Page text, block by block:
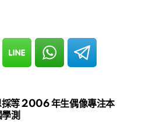
等 2006 年生偶像專注本
測